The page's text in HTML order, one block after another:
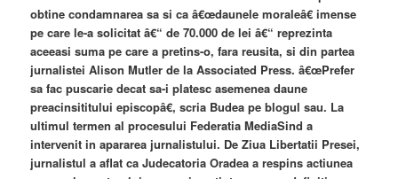
obtine condamnarea sa si ca â€œdaunele moraleâ€ imense
pe care le-a solicitat â€“ de 70.000 de lei â€“ reprezinta
aceeasi suma pe care a pretins-o, fara reusita, si din partea
jurnalistei Alison Mutler de la Associated Press. â€œPrefer
sa fac puscarie decat sa-i platesc asemenea daune
preacinsititului episcopâ€, scria Budea pe blogul sau. La
ultimul termen al procesului Federatia MediaSind a
intervenit in apararea jurnalistului. De Ziua Libertatii Presei,
jurnalistul a aflat ca Judecatoria Oradea a respins actiunea